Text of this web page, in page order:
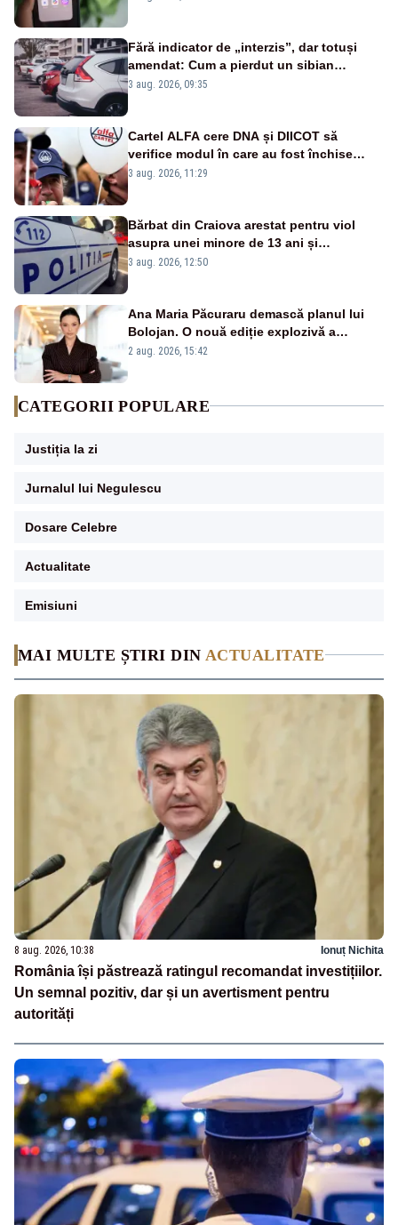
MAI MULTE ȘTIRI DIN ACTUALITATE
8 aug. 2026, 10:38 Ionuț Nichita
România își păstrează ratingul recomandat investițiilor.
Un semnal pozitiv, dar și un avertisment pentru
autorități
Fără indicator de „interzis”, dar totuși
amendat: Cum a pierdut un sibian
procesul pentru o parcare în centrul
3 aug. 2026, 09:35
Cartel ALFA cere DNA și DIICOT să
verifice modul în care au fost închise
centralele pe cărbune
3 aug. 2026, 11:29
Bărbat din Craiova arestat pentru viol
asupra unei minore de 13 ani și
pornografie infantilă
3 aug. 2026, 12:50
Ana Maria Păcuraru demască planul lui
Bolojan. O nouă ediție explozivă a
emisiunii „Miza Zilei” la Realitatea PLUS
2 aug. 2026, 15:42
CATEGORII POPULARE
Justiția la zi
Jurnalul lui Negulescu
Dosare Celebre
Actualitate
Emisiuni